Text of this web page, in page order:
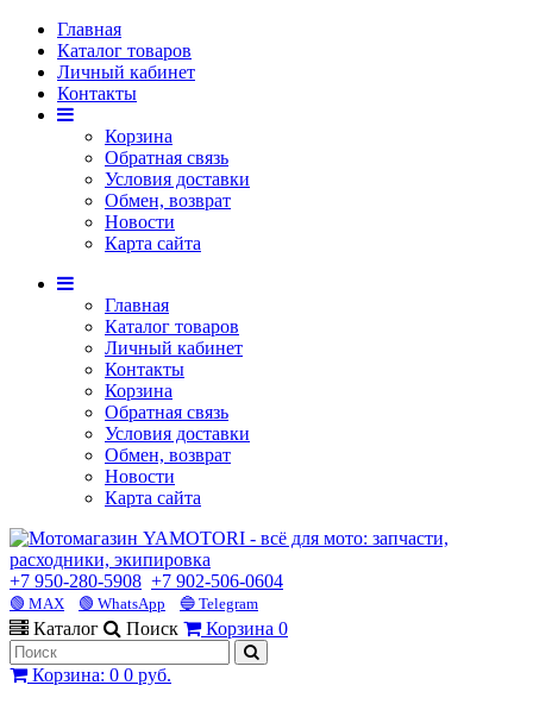
Главная
Каталог товаров
Личный кабинет
Контакты
Корзина
Обратная связь
Условия доставки
Обмен, возврат
Новости
Карта сайта
Главная
Каталог товаров
Личный кабинет
Контакты
Корзина
Обратная связь
Условия доставки
Обмен, возврат
Новости
Карта сайта
+7 950-280-5908 +7 902-506-0604
🟢 MAX 🟢 WhatsApp 🔵 Telegram
Каталог Поиск Корзина 0
Корзина: 0 0 руб.